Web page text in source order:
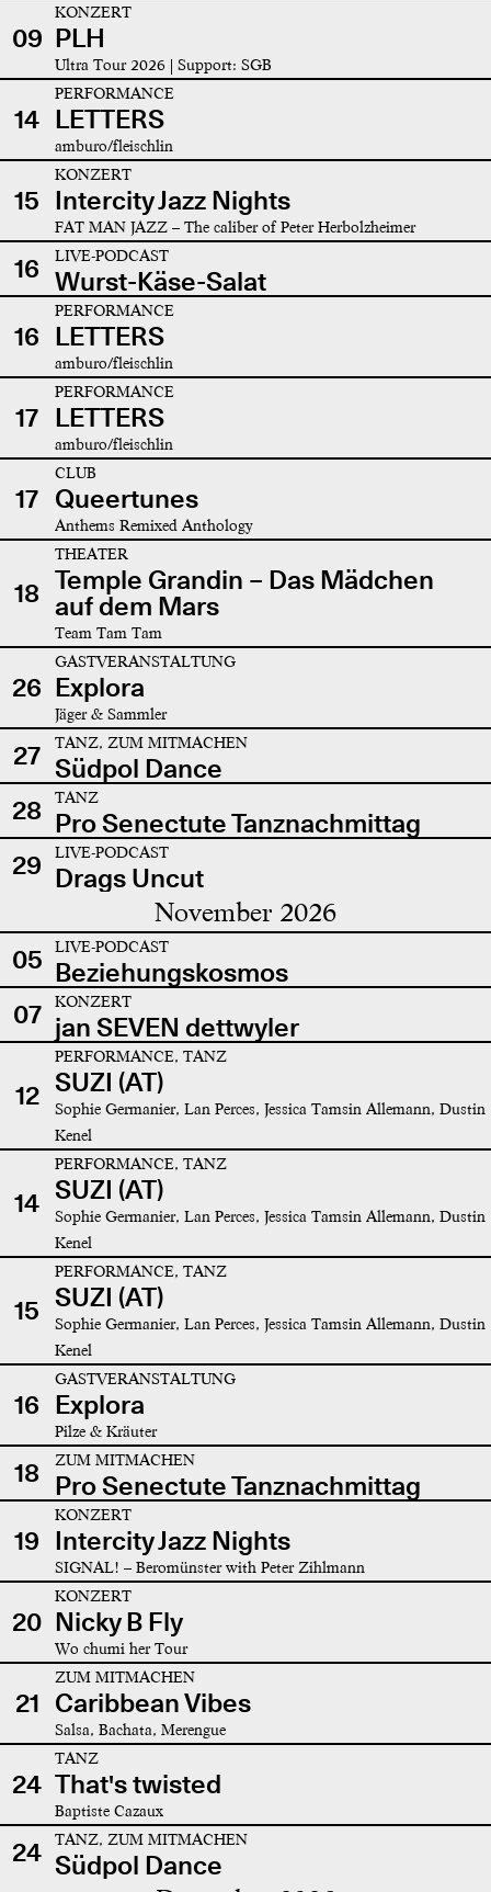
09
KONZERT
PLH
Ultra Tour 2026 | Support: SGB
14
PERFORMANCE
LETTERS
amburo/fleischlin
15
KONZERT
Intercity Jazz Nights
FAT MAN JAZZ – The caliber of Peter Herbolzheimer
16 LIVE-PODCAST
Wurst-Käse-Salat
16
PERFORMANCE
LETTERS
amburo/fleischlin
17
PERFORMANCE
LETTERS
amburo/fleischlin
17
CLUB
Queertunes
Anthems Remixed Anthology
18
THEATER
Temple Grandin – Das Mädchen
auf dem Mars
Team Tam Tam
26
GASTVERANSTALTUNG
Explora
Jäger & Sammler
27 TANZ, ZUM MITMACHEN
Südpol Dance
28
TANZ
Pro Senectute Tanznachmittag
29
LIVE-PODCAST
Drags Uncut
November 2026
05 LIVE-PODCAST
Beziehungskosmos
07
KONZERT
jan SEVEN dettwyler
12
PERFORMANCE, TANZ
SUZI (AT)
Sophie Germanier, Lan Perces, Jessica Tamsin Allemann, Dustin
Kenel
14
PERFORMANCE, TANZ
SUZI (AT)
Sophie Germanier, Lan Perces, Jessica Tamsin Allemann, Dustin
Kenel
15
PERFORMANCE, TANZ
SUZI (AT)
Sophie Germanier, Lan Perces, Jessica Tamsin Allemann, Dustin
Kenel
16
GASTVERANSTALTUNG
Explora
Pilze & Kräuter
18 ZUM MITMACHEN
Pro Senectute Tanznachmittag
19
KONZERT
Intercity Jazz Nights
SIGNAL! – Beromünster with Peter Zihlmann
20
KONZERT
Nicky B Fly
Wo chumi her Tour
21
ZUM MITMACHEN
Caribbean Vibes
Salsa, Bachata, Merengue
24
TANZ
That's twisted
Baptiste Cazaux
24 TANZ, ZUM MITMACHEN
Südpol Dance